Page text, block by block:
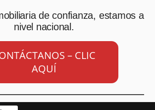
de confianza, estamos a
nivel nacional.
– CLIC
AQUÍ